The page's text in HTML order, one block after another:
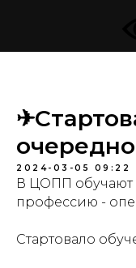
2024-03-05 09:22
В ЦОПП обучают
профессию -
Стартовало